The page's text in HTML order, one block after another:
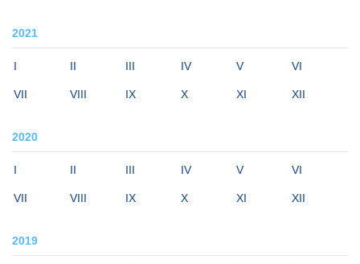
2021
I II III IV V VI
VII VIII IX X XI XII
2020
I II III IV V VI
VII VIII IX X XI XII
2019